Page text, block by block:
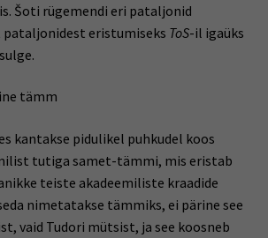
Šoti rügemendi eri pataljonid
pataljonidest eristumiseks ToS-il igaüks
tämm
kantakse pidulikel puhkudel koos
tutiga samet-tämmi, mis eristab
teiste akadeemiliste kraadide
nimetatakse tämmiks, ei pärine see
vaid Tudori mütsist, ja see koosneb